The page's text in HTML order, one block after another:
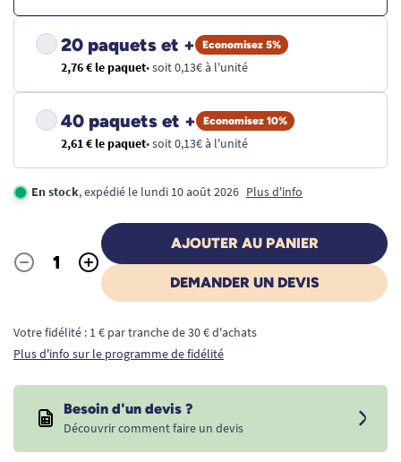
20 paquets et + Economisez 5%
2,76 € le paquet• soit 0,13€ à l'unité
40 paquets et + Economisez 10%
2,61 € le paquet• soit 0,13€ à l'unité
En stock, expédié le lundi 10 août 2026 Plus d'info
Quantité
- +
AJOUTER AU PANIER
DEMANDER UN DEVIS
Votre fidélité : 1 € par tranche de 30 € d'achats
Plus d'info sur le programme de fidélité
Besoin d'un devis ?
Découvrir comment faire un devis